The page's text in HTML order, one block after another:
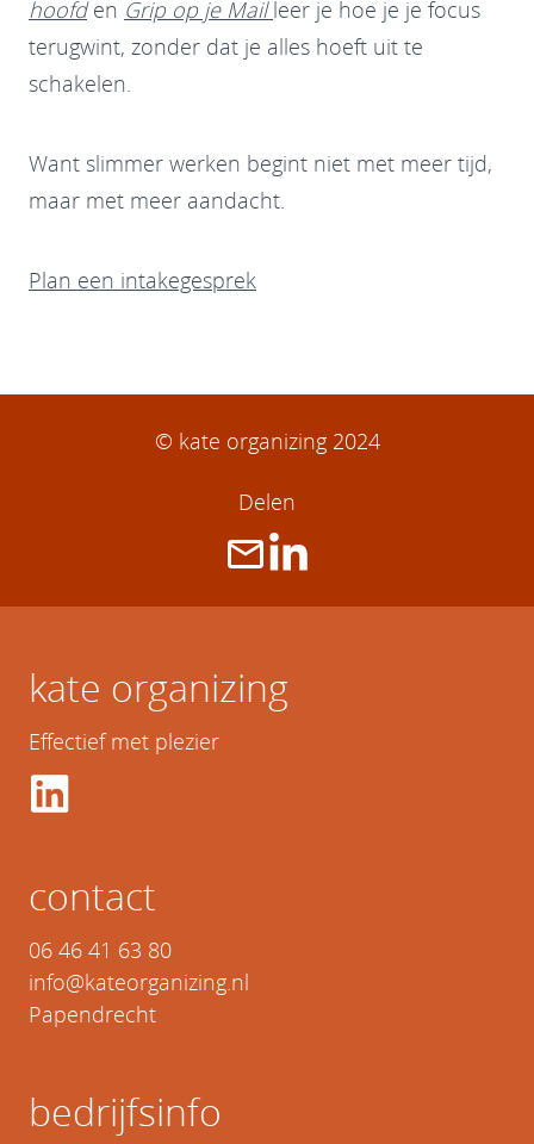
hoofden Grip op je Mail leer je hoe je je focus
terugwint, zonder dat je alles hoeft uit te
schakelen.
Want slimmer werken begint niet met meer tijd,
maar met meer aandacht.
Plan een intakegesprek
© kate organizing 2024
Delen
kate organizing
Effectief met plezier
contact
06 46 41 63 80
info@kateorganizing.nl
Papendrecht
bedrijfsinfo